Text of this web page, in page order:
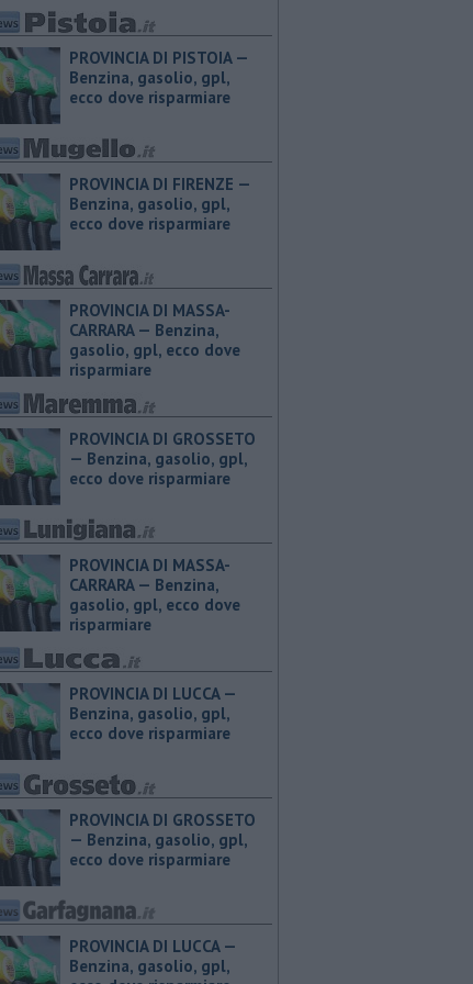
PROVINCIA DI PISTOIA — ​
Benzina, gasolio, gpl,
ecco dove risparmiare
PROVINCIA DI FIRENZE — ​
Benzina, gasolio, gpl,
ecco dove risparmiare
PROVINCIA DI MASSA-
CARRARA — ​Benzina,
gasolio, gpl, ecco dove
risparmiare
PROVINCIA DI GROSSETO
— ​Benzina, gasolio, gpl,
ecco dove risparmiare
PROVINCIA DI MASSA-
CARRARA — ​Benzina,
gasolio, gpl, ecco dove
risparmiare
PROVINCIA DI LUCCA — ​
Benzina, gasolio, gpl,
ecco dove risparmiare
PROVINCIA DI GROSSETO
— ​Benzina, gasolio, gpl,
ecco dove risparmiare
PROVINCIA DI LUCCA — ​
Benzina, gasolio, gpl,